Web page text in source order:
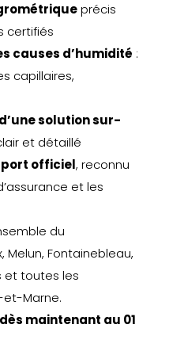
précis
certifiés
causes d’humidité :
capillaires,
solution sur-
et détaillé
officiel, reconnu
et les
du
Fontainebleau,
et toutes les
Marne.
maintenant au 01